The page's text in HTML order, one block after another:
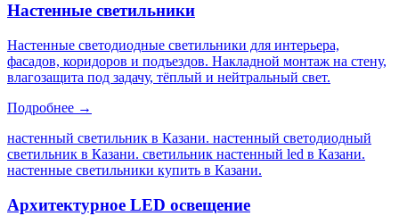
Настенные светильники
Настенные светодиодные светильники для интерьера,
фасадов, коридоров и подъездов. Накладной монтаж на стену,
влагозащита под задачу, тёплый и нейтральный свет.
Подробнее →
настенный светильник в Казани. настенный светодиодный
светильник в Казани. светильник настенный led в Казани.
настенные светильники купить в Казани.
Архитектурное LED освещение